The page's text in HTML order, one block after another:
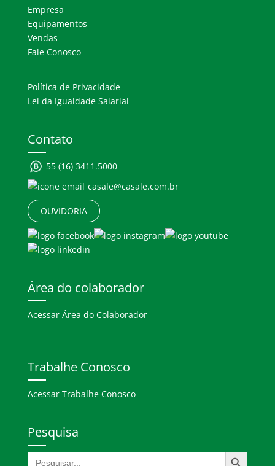
Empresa
Equipamentos
Vendas
Fale Conosco
Política de Privacidade
Lei da Igualdade Salarial
Contato
55 (16) 3411.5000
casale@casale.com.br
OUVIDORIA
Área do colaborador
Acessar Área do Colaborador
Trabalhe Conosco
Acessar Trabalhe Conosco
Pesquisa
Search Search Button